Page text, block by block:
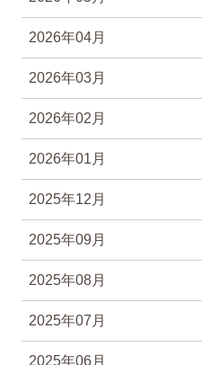
2026年04月
2026年03月
2026年02月
2026年01月
2025年12月
2025年09月
2025年08月
2025年07月
2025年06月